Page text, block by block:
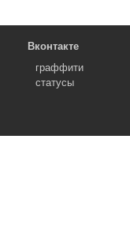
Вконтакте
граффити
статусы